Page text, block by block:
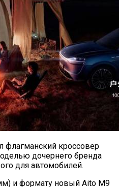
флагманский кроссовер
дочернего бренда
для автомобилей.
и формату новый Aito M9